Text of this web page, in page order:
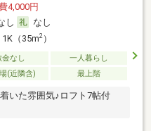
4,000円
し
なし
（35m2）
金なし
一人暮らし
(近隣含) 最上階
いた雰囲気♪ロフト7帖付